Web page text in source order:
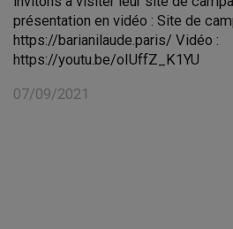
présentation en vidéo : Site de
https://barianilaude.paris/ Vidéo :
https://youtu.be/oIUffZ_K1YU
07/09/2021